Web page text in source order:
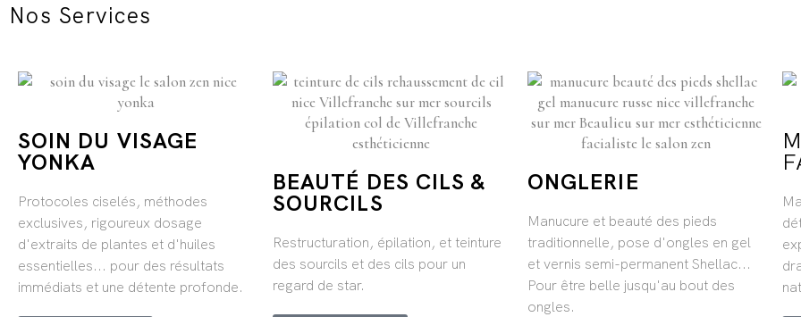
Nos Services
SOIN DU VISAGE
YONKA
Protocoles ciselés, méthodes
exclusives, rigoureux dosage
d'extraits de plantes et d'huiles
essentielles... pour des résultats
immédiats et une détente profonde.
BEAUTÉ DES CILS &
SOURCILS
Restructuration, épilation, et teinture
des sourcils et des cils pour un
regard de star.
ONGLERIE
Manucure et beauté des pieds
traditionnelle, pose d'ongles en gel
et vernis semi-permanent Shellac...
Pour être belle jusqu'au bout des
ongles.